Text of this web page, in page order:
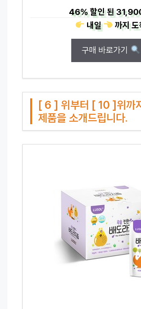
46%할인 된
내일
까지도
구매 바로가기
[ 6 ] 위부터 [ 10 ]위까
제품을 소개드립니다.